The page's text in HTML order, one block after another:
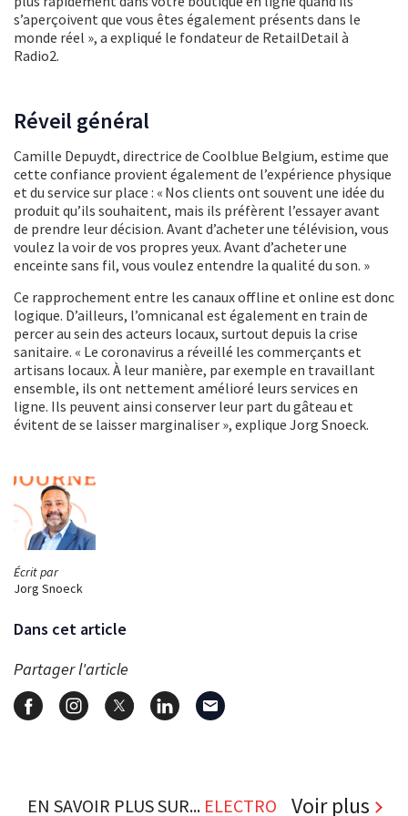
Écrit par
Jorg Snoeck
Dans cet article
Partager l'article
s’aperçoivent que vous êtes également présents dans le
monde réel », a expliqué le fondateur de RetailDetail à
Radio2.
Réveil général
Camille Depuydt, directrice de Coolblue Belgium, estime que
cette confiance provient également de l’expérience physique
et du service sur place : « Nos clients ont souvent une idée du
produit qu’ils souhaitent, mais ils préfèrent l’essayer avant
de prendre leur décision. Avant d’acheter une télévision, vous
voulez la voir de vos propres yeux. Avant d’acheter une
enceinte sans fil, vous voulez entendre la qualité du son. »
Ce rapprochement entre les canaux offline et online est donc
logique. D’ailleurs, l’omnicanal est également en train de
percer au sein des acteurs locaux, surtout depuis la crise
sanitaire. « Le coronavirus a réveillé les commerçants et
artisans locaux. À leur manière, par exemple en travaillant
ensemble, ils ont nettement amélioré leurs services en
ligne. Ils peuvent ainsi conserver leur part du gâteau et
évitent de se laisser marginaliser », explique Jorg Snoeck.
EN SAVOIR PLUS SUR... ELECTRO Voir plus